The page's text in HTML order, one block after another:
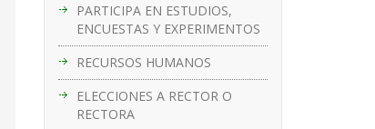
PARTICIPA EN ESTUDIOS,
ENCUESTAS Y EXPERIMENTOS
RECURSOS HUMANOS
ELECCIONES A RECTOR O
RECTORA